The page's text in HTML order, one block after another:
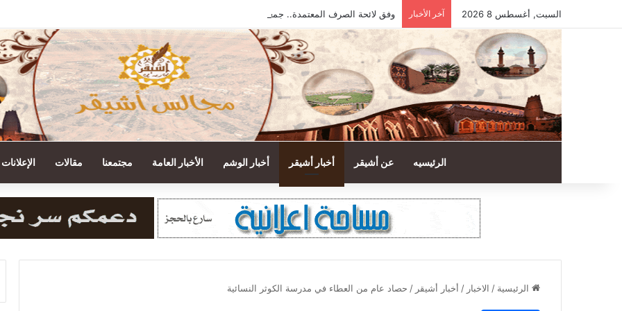
السبت, أغسطس 8 2026 آخر الأخبار وفق لائحة الصرف المعتمدة.. جمعية أشيقر تودع مستحقات الزكاة في حسابات المستفيدين
الرئيسيه عن أشيقر أخبار أشيقر أخبار الوشم الأخبار العامة مجتمعنا مقالات الإعلانات
الرئيسية / الاخبار / أخبار أشيقر / حصاد عام من العطاء في مدرسة الكوثر النسائية